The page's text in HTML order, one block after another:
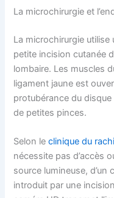
La microchirurgie et
La microchirurgie
petite incision cutanée
lombaire. Les muscles
ligament jaune est
protubérance du disque
de petites pinces.
Selon leclinique du
nécessite pas d’accès
source lumineuse, d’un
introduit par une